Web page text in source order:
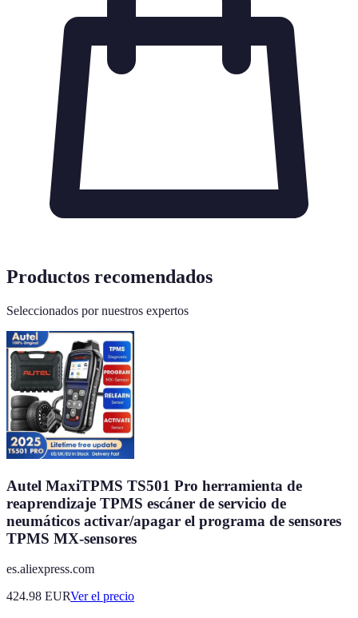
Productos recomendados
Seleccionados por nuestros expertos
Autel MaxiTPMS TS501 Pro herramienta de
reaprendizaje TPMS escáner de servicio de
neumáticos activar/apagar el programa de sensores
TPMS MX-sensores
es.aliexpress.com
424.98 EURVer el precio